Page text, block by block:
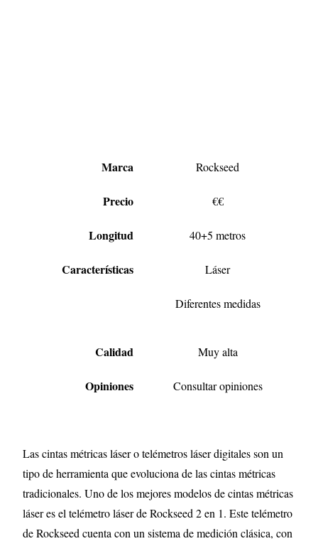
Marca Rockseed
Precio €€
Longitud 40+5 metros
Características Láser
Diferentes medidas
Calidad Muy alta
Opiniones Consultar opiniones
Las cintas métricas láser o telémetros láser digitales son un
tipo de herramienta que evoluciona de las cintas métricas
tradicionales. Uno de los mejores modelos de cintas métricas
láser es el telémetro láser de Rockseed 2 en 1. Este telémetro
de Rockseed cuenta con un sistema de medición clásica, con